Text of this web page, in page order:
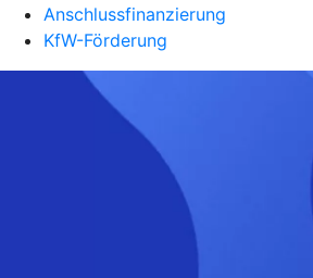
Anschlussfinanzierung
KfW-Förderung